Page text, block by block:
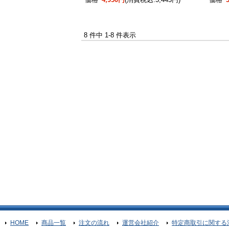
8 件中 1-8 件表示
HOME 商品一覧 注文の流れ 運営会社紹介
特定商取引に関す